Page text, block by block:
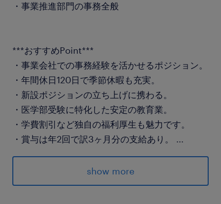
・事業推進部門の事務全般
***おすすめPoint***
・事業会社での事務経験を活かせるポジション。
・年間休日120日で季節休暇も充実。
・新設ポジションの立ち上げに携わる。
・医学部受験に特化した安定の教育業。
・学費割引など独自の福利厚生も魅力です。
・賞与は年2回で訳3ヶ月分の支給あり。 ...
医学部受験に特化した個別指導予備校の運営と、
show more